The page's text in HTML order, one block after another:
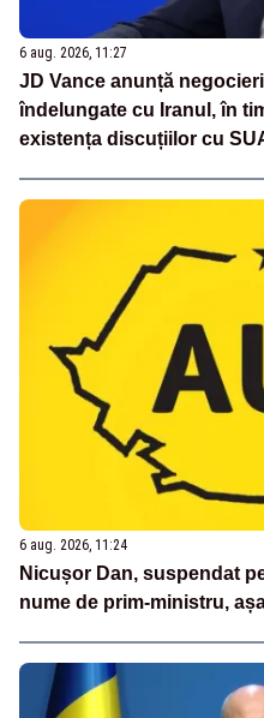
6 aug. 2026, 11:27
JD Vance anunță
îndelungate cu Iranul, în
existența discuțiilor cu
6 aug. 2026, 11:24
Nicușor Dan, suspendat
nume de prim-ministru,